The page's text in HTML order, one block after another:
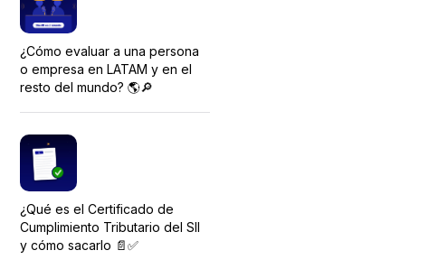
¿Cómo evaluar a una persona
o empresa en LATAM y en el
resto del mundo? 🌎🔎
¿Qué es el Certificado de
Cumplimiento Tributario del SII
y cómo sacarlo 📄✅